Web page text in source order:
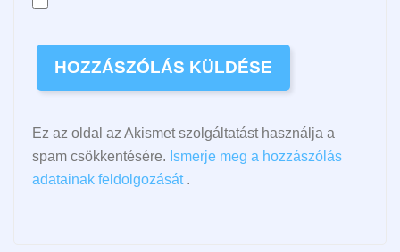
Ez az oldal az Akismet szolgáltatást használja a
spam csökkentésére. Ismerje meg a hozzászólás
adatainak feldolgozását.